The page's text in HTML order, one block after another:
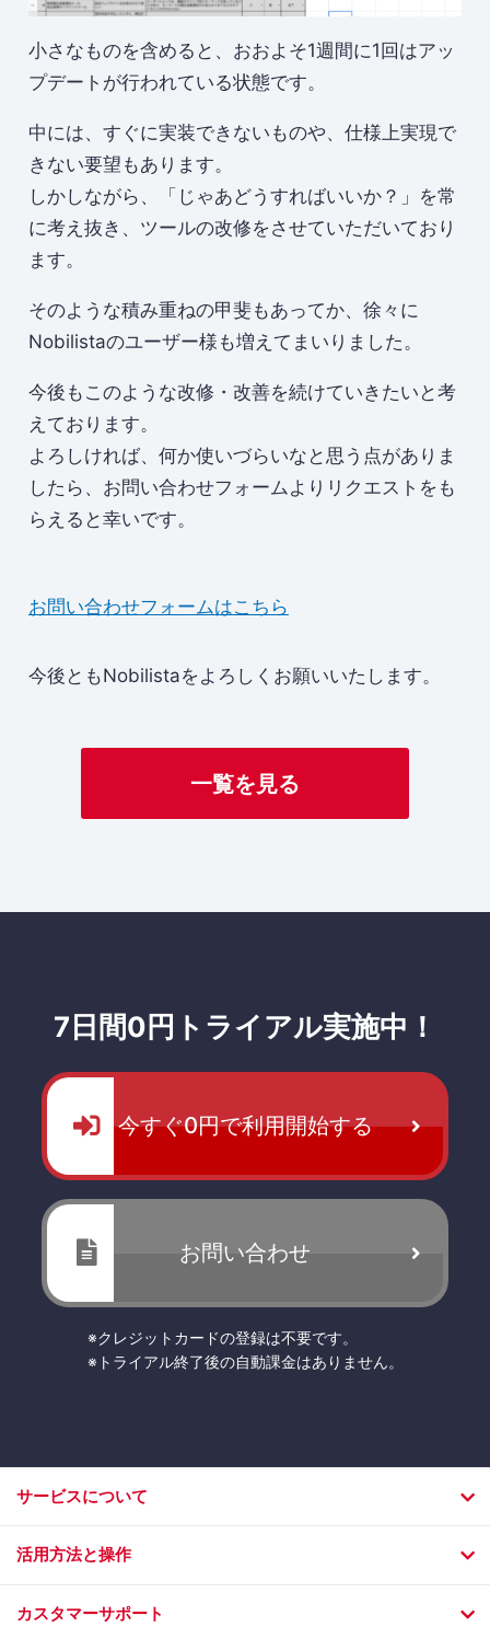
小さなものを含めると、おおよそ1週間に1回はアッ
プデートが行われている状態です。
中には、すぐに実装できないものや、仕様上実現で
きない要望もあります。
しかしながら、「じゃあどうすればいいか？」を常
に考え抜き、ツールの改修をさせていただいており
ます。
そのような積み重ねの甲斐もあってか、徐々に
Nobilistaのユーザー様も増えてまいりました。
今後もこのような改修・改善を続けていきたいと考
えております。
よろしければ、何か使いづらいなと思う点がありま
したら、お問い合わせフォームよりリクエストをも
らえると幸いです。
お問い合わせフォームはこちら
今後ともNobilistaをよろしくお願いいたします。
一覧を見る
7日間0円トライアル実施中！
今すぐ0円で利用開始する
お問い合わせ
※クレジットカードの登録は不要です。
※トライアル終了後の自動課金はありません。
サービスについて
活用方法と操作
カスタマーサポート